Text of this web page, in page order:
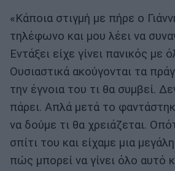
«Κάποια στιγμή με πήρε ο
τηλέφωνο και μου λέει να
Εντάξει είχε γίνει πανικός με
Ουσιαστικά ακούγονται τα
την έγνοια του τι θα συμβεί.
πάρει. Απλά μετά το
να δούμε τι θα χρειάζεται.
σπίτι του και είχαμε μια
πώς μπορεί να γίνει όλο αυτό